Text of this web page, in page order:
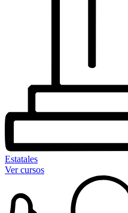
Estatales
Ver cursos